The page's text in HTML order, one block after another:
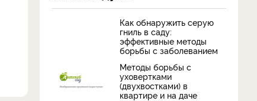
Как обнаружить серую
гниль в саду:
эффективные методы
борьбы с заболеванием
Методы борьбы с
уховертками
(двухвостками) в
квартире и на даче